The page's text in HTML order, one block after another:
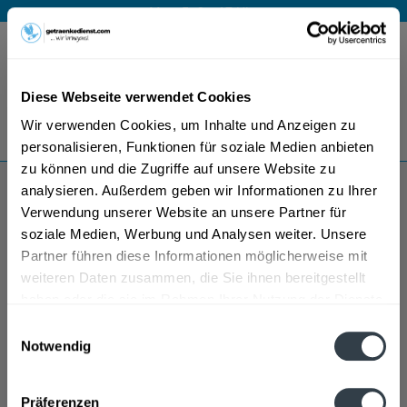
Diese Webseite verwendet Cookies
Wir verwenden Cookies, um Inhalte und Anzeigen zu
personalisieren, Funktionen für soziale Medien anbieten
zu können und die Zugriffe auf unsere Website zu
analysieren. Außerdem geben wir Informationen zu Ihrer
Verwendung unserer Website an unsere Partner für
soziale Medien, Werbung und Analysen weiter. Unsere
Partner führen diese Informationen möglicherweise mit
weiteren Daten zusammen, die Sie ihnen bereitgestellt
Notwendig
Präferenzen
Mo – Fr 9 – 17 Uhr
Menü
Bestellung widerrufen
Es gilt unsere Datenschutzerklärung
Senseo